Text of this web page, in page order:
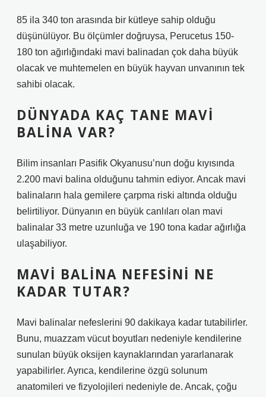
85 ila 340 ton arasında bir kütleye sahip olduğu
düşünülüyor. Bu ölçümler doğruysa, Perucetus 150-
180 ton ağırlığındaki mavi balinadan çok daha büyük
olacak ve muhtemelen en büyük hayvan unvanının tek
sahibi olacak.
DÜNYADA KAÇ TANE MAVI
BALINA VAR?
Bilim insanları Pasifik Okyanusu’nun doğu kıyısında
2.200 mavi balina olduğunu tahmin ediyor. Ancak mavi
balinaların hala gemilere çarpma riski altında olduğu
belirtiliyor. Dünyanın en büyük canlıları olan mavi
balinalar 33 metre uzunluğa ve 190 tona kadar ağırlığa
ulaşabiliyor.
MAVI BALINA NEFESINI NE
KADAR TUTAR?
Mavi balinalar nefeslerini 90 dakikaya kadar tutabilirler.
Bunu, muazzam vücut boyutları nedeniyle kendilerine
sunulan büyük oksijen kaynaklarından yararlanarak
yapabilirler. Ayrıca, kendilerine özgü solunum
anatomileri ve fizyolojileri nedeniyle de. Ancak, çoğu